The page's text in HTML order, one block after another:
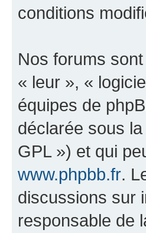
conditions
Nos forums
« leur », «
équipes de
déclarée sous la
GPL ») et qui
www.phpbb.fr.
discussions sur
responsable de